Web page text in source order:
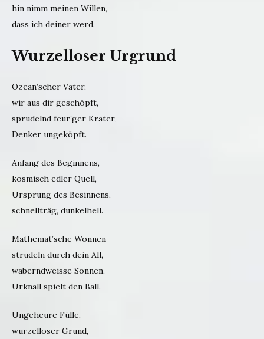
hin nimm meinen Willen,
dass ich deiner werd.
Wurzelloser Urgrund
Ozean’scher Vater,
wir aus dir geschöpft,
sprudelnd feur’ger Krater,
Denker ungeköpft.
Anfang des Beginnens,
kosmisch edler Quell,
Ursprung des Besinnens,
schnellträg, dunkelhell.
Mathemat’sche Wonnen
strudeln durch dein All,
waberndweisse Sonnen,
Urknall spielt den Ball.
Ungeheure Fülle,
wurzelloser Grund,